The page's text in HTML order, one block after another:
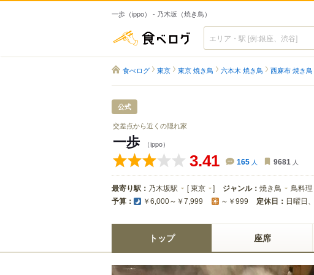
一歩（ippo） - 乃木坂（焼き鳥）
食べログ
食べログ 東京 東京 焼き鳥 六本木 焼き鳥 西麻布 焼き鳥
公式
交差点から近くの隠れ家
一歩 （ippo）
3.41 165 人 9681 人
最寄り駅： 乃木坂駅 [東京 ] ジャンル： 焼き鳥 鳥料理
予算： ￥6,000～￥7,999 ～￥999 定休日： 日曜日
トップ 座席